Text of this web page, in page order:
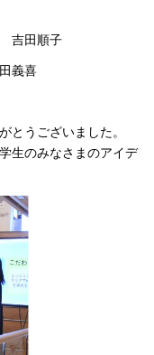
吉田順子
義喜
とうございました。
生のみなさまのアイデ